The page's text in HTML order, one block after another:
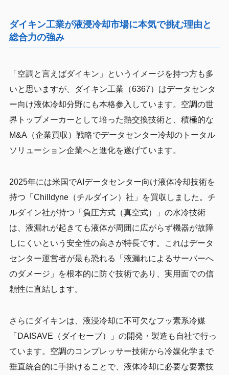
ダイキン工業が液浸冷却市場に本気で挑む理由と
総合力の強み
「空調と言えばダイキン」というイメージを持つ方も多
いと思いますが、ダイキン工業（6367）はデータセンタ
ー向け液体冷却分野にも本格参入しています。空調の世
界トップメーカーとして培った熱交換技術と、積極的な
M&A（企業買収）戦略でデータセンター冷却のトータル
ソリューション企業へと進化を遂げています。
2025年には米国でAIデータセンター向け液体冷却技術を
持つ「Chilldyne（チルダイン）社」を買収しました。チ
ルダイン社が持つ「負圧方式（真空式）」の水冷技術
は、液漏れが起きても液体が周囲に広がらず機器が故障
しにくいという安全性の高さが特長です。これはデータ
センター運営者が最も恐れる「液漏れによるサーバーへ
のダメージ」を根本的に防ぐ技術であり、実用面での信
頼性に直結します。
さらにダイキンは、液浸冷却に不可欠なフッ素系冷媒
「DAISAVE（ダイセーブ）」の開発・製造も自社で行っ
ています。空調のコンプレッサー技術から冷媒化学まで
垂直統合的に手掛けることで、液体冷却に必要な要素技